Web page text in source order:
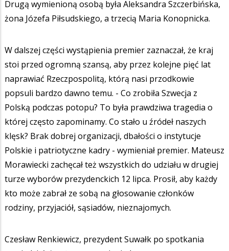
Drugą wymienioną osobą była Aleksandra Szczerbińska,
żona Józefa Piłsudskiego, a trzecią Maria Konopnicka.
W dalszej części wystąpienia premier zaznaczał, że kraj
stoi przed ogromną szansą, aby przez kolejne pięć lat
naprawiać Rzeczpospolitą, którą nasi przodkowie
popsuli bardzo dawno temu. - Co zrobiła Szwecja z
Polską podczas potopu? To była prawdziwa tragedia o
której często zapominamy. Co stało u źródeł naszych
klęsk? Brak dobrej organizacji, dbałości o instytucje
Polskie i patriotyczne kadry - wymieniał premier. Mateusz
Morawiecki zachęcał też wszystkich do udziału w drugiej
turze wyborów prezydenckich 12 lipca. Prosił, aby każdy
kto może zabrał ze sobą na głosowanie członków
rodziny, przyjaciół, sąsiadów, nieznajomych.
Czesław Renkiewicz, prezydent Suwałk po spotkania